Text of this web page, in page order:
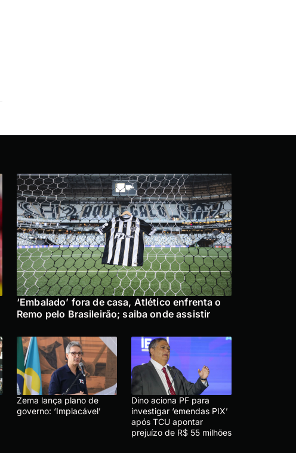
‘Embalado’ fora de casa, Atlético enfrenta o
Remo pelo Brasileirão; saiba onde assistir
Zema lança plano de
governo: ‘Implacável’
Dino aciona PF para
investigar ‘emendas PIX’
após TCU apontar
prejuízo de R$ 55 milhões